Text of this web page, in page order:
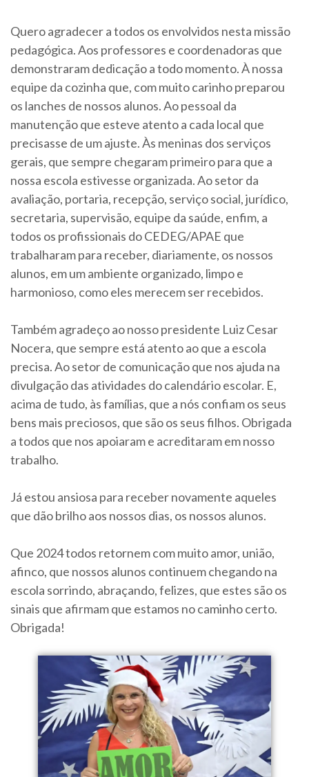
Quero agradecer a todos os envolvidos nesta missão
pedagógica. Aos professores e coordenadoras que
demonstraram dedicação a todo momento. À nossa
equipe da cozinha que, com muito carinho preparou
os lanches de nossos alunos. Ao pessoal da
manutenção que esteve atento a cada local que
precisasse de um ajuste. Às meninas dos serviços
gerais, que sempre chegaram primeiro para que a
nossa escola estivesse organizada. Ao setor da
avaliação, portaria, recepção, serviço social, jurídico,
secretaria, supervisão, equipe da saúde, enfim, a
todos os profissionais do CEDEG/APAE que
trabalharam para receber, diariamente, os nossos
alunos, em um ambiente organizado, limpo e
harmonioso, como eles merecem ser recebidos.
Também agradeço ao nosso presidente Luiz Cesar
Nocera, que sempre está atento ao que a escola
precisa. Ao setor de comunicação que nos ajuda na
divulgação das atividades do calendário escolar. E,
acima de tudo, às famílias, que a nós confiam os seus
bens mais preciosos, que são os seus filhos. Obrigada
a todos que nos apoiaram e acreditaram em nosso
trabalho.
Já estou ansiosa para receber novamente aqueles
que dão brilho aos nossos dias, os nossos alunos.
Que 2024 todos retornem com muito amor, união,
afinco, que nossos alunos continuem chegando na
escola sorrindo, abraçando, felizes, que estes são os
sinais que afirmam que estamos no caminho certo.
Obrigada!